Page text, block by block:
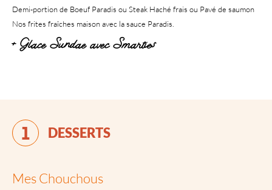
Demi-portion de Boeuf Paradis ou Steak Haché frais ou Pavé de saumon
Nos frites fraîches maison avec la sauce Paradis.
+ Glace Sundae avec Smarties
DESSERTS
Mes Chouchous